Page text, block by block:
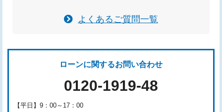
よくあるご質問一覧
ローンに関するお問い合わせ
0120-1919-48
【平日】9：00～17：00